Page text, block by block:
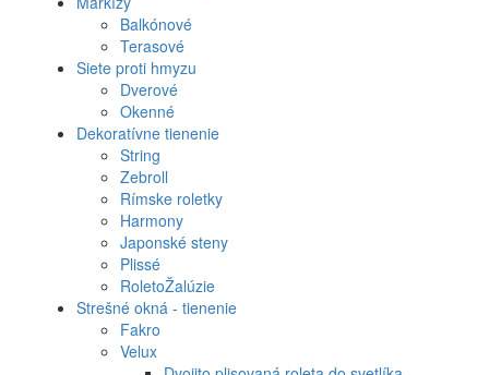
Balkónové
Terasové
Siete proti hmyzu
Dverové
Okenné
Dekoratívne tienenie
String
Zebroll
Rímske roletky
Harmony
Japonské steny
Plissé
RoletoŽalúzie
Strešné okná - tienenie
Fakro
Velux